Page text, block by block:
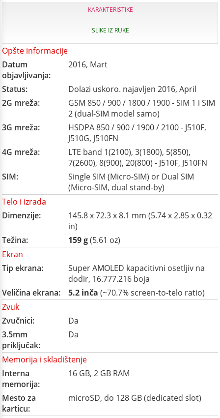
KARAKTERISTIKE
SLIKE IZ RUKE
Opšte informacije
Datum
objavljivanja:
2016, Mart
Status:
Dolazi uskoro. najavljen 2016, April
2G mreža:
GSM 850 / 900 / 1800 / 1900 - SIM 1 i SIM
2 (dual-SIM model samo)
3G mreža:
HSDPA 850 / 900 / 1900 / 2100 - J510F,
J510G, J510FN
4G mreža:
LTE band 1(2100), 3(1800), 5(850),
7(2600), 8(900), 20(800) - J510F, J510FN
SIM:
Single SIM (Micro-SIM) or Dual SIM
(Micro-SIM, dual stand-by)
Telo i izrada
Dimenzije:
145.8 x 72.3 x 8.1 mm (5.74 x 2.85 x 0.32
in)
Težina:
159 g(5.61 oz)
Ekran
Tip ekrana:
Super AMOLED kapacitivni osetljiv na
dodir, 16.777.216 boja
Veličina ekrana:
5.2 inča (~70.7% screen-to-telo ratio)
Zvuk
Zvučnici:
Da
3.5mm
priključak:
Da
Memorija i skladištenje
Interna
memorija:
16 GB, 2 GB RAM
Mesto za
karticu:
microSD, do 128 GB (dedicated slot)